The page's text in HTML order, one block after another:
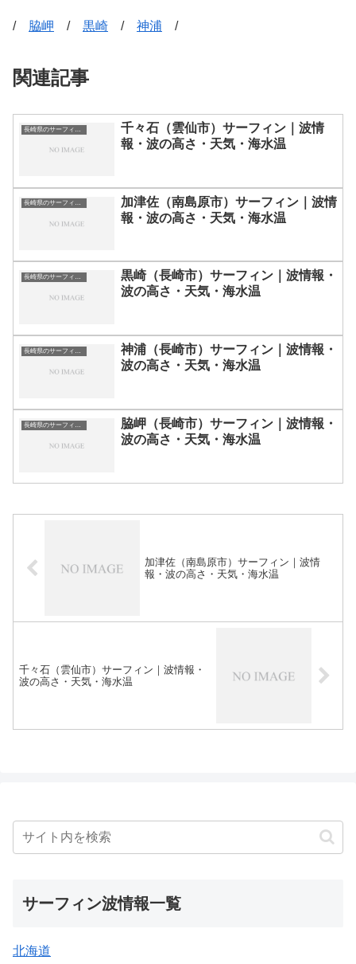
/ 脇岬 / 黒崎 / 神浦 /
関連記事
千々石（雲仙市）サーフィン｜波情
報・波の高さ・天気・海水温
長崎県のサーフィン波情報・ポイント・スポット一覧
加津佐（南島原市）サーフィン｜波情
報・波の高さ・天気・海水温
長崎県のサーフィン波情報・ポイント・スポット一覧
黒崎（長崎市）サーフィン｜波情報・
波の高さ・天気・海水温
長崎県のサーフィン波情報・ポイント・スポット一覧
神浦（長崎市）サーフィン｜波情報・
波の高さ・天気・海水温
長崎県のサーフィン波情報・ポイント・スポット一覧
脇岬（長崎市）サーフィン｜波情報・
波の高さ・天気・海水温
加津佐（南島原市）サーフィン｜波情
報・波の高さ・天気・海水温
千々石（雲仙市）サーフィン｜波情報・
波の高さ・天気・海水温
サーフィン波情報一覧
北海道